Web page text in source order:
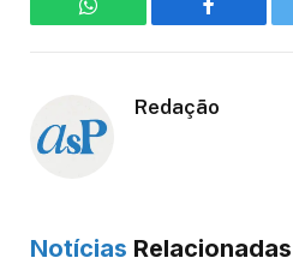
WhatsApp Facebook
Redação
Notícias Relacionadas